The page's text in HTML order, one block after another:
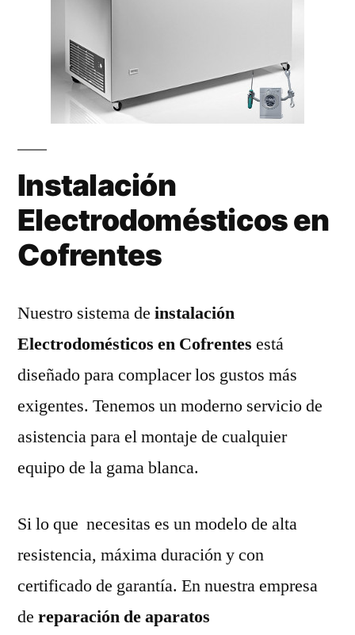
Instalación
Electrodomésticos en
Cofrentes
Nuestro sistema de instalación
Electrodomésticos en Cofrentes está
diseñado para complacer los gustos más
exigentes. Tenemos un moderno servicio de
asistencia para el montaje de cualquier
equipo de la gama blanca.
Si lo que necesitas es un modelo de alta
resistencia, máxima duración y con
certificado de garantía. En nuestra empresa
de reparación de aparatos